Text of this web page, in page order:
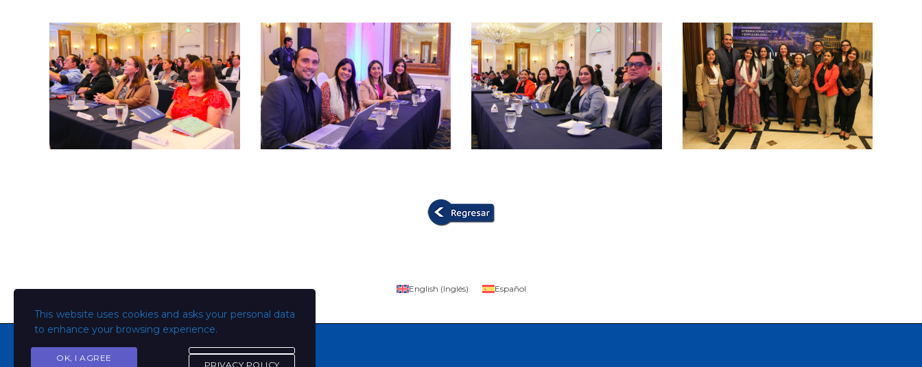
This website uses cookies and asks your personal data
to enhance your browsing experience.
OK, I AGREE
PRIVACY POLICY
English (Inglés) Español